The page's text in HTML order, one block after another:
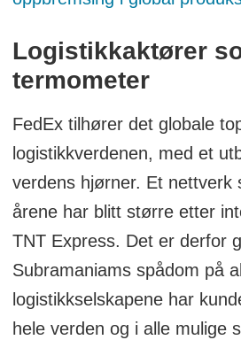
Logistikkaktører
termometer
FedEx tilhører det globale
logistikkverdenen, med et
verdens hjørner. Et nettverk
årene har blitt større etter
TNT Express. Det er derfor
Subramaniams spådom på
logistikkselskapene har
hele verden og i alle mulige